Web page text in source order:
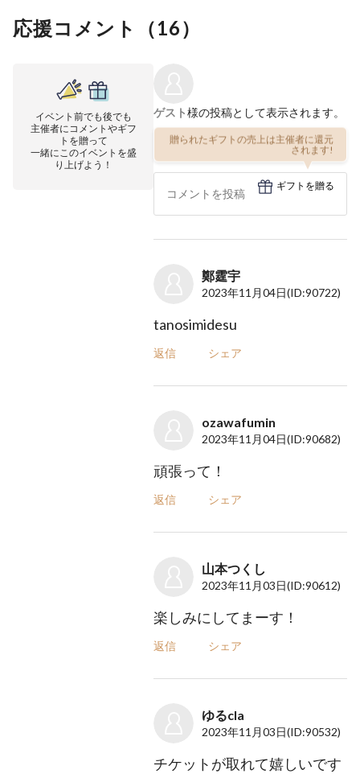
応援コメント（16）
イベント前でも後でも
主催者にコメントやギフ
トを贈って
一緒にこのイベントを盛
り上げよう！
ゲスト様の投稿として表示されます。
贈られたギフトの売上は主催者に還元
されます!
ギフトを贈る
鄭霆宇
2023年11月04日(ID:90722)
tanosimidesu
返信 シェア
ozawafumin
2023年11月04日(ID:90682)
頑張って！
返信 シェア
山本つくし
2023年11月03日(ID:90612)
楽しみにしてまーす！
返信 シェア
ゆるcla
2023年11月03日(ID:90532)
チケットが取れて嬉しいです